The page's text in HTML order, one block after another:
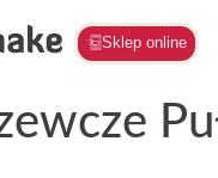
Sklep online